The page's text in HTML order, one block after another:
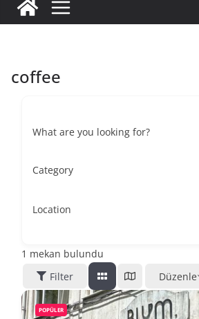
coffee
What are you looking for?
Category
Location
1 mekan bulundu
Filter
Düzenle
POPÜLER